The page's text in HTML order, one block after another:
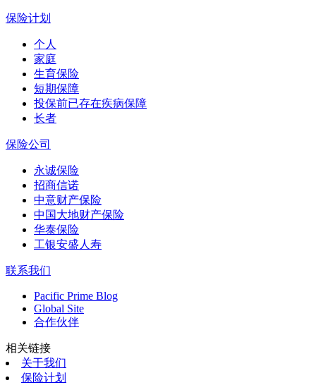
保险计划
个人
家庭
生育保险
短期保障
投保前已存在疾病保障
长者
保险公司
永诚保险
招商信诺
中意财产保险
中国大地财产保险
华泰保险
工银安盛人寿
联系我们
Pacific Prime Blog
Global Site
合作伙伴
相关链接
关于我们
保险计划